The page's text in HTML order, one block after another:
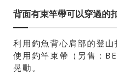
背面有束竿帶可以穿過的
利用釣魚背心肩部的登
使用釣竿束帶（另售：
晃動。